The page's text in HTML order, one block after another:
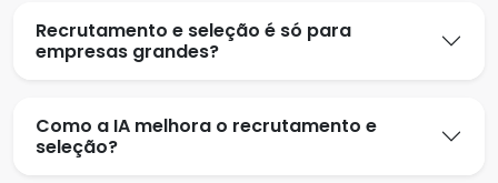
Recrutamento e seleção é só para
empresas grandes?
Como a IA melhora o recrutamento e
seleção?